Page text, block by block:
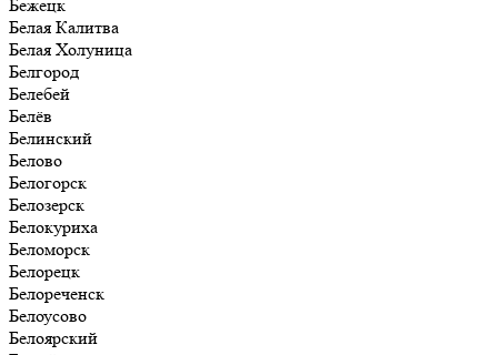
Бежецк
Белая Калитва
Белая Холуница
Белгород
Белебей
Белёв
Белинский
Белово
Белогорск
Белозерск
Белокуриха
Беломорск
Белорецк
Белореченск
Белоусово
Белоярский